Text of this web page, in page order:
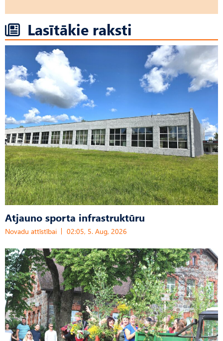
Lasītākie raksti
Atjauno sporta infrastruktūru
Novadu attīstībai 02:05, 5. Aug, 2026